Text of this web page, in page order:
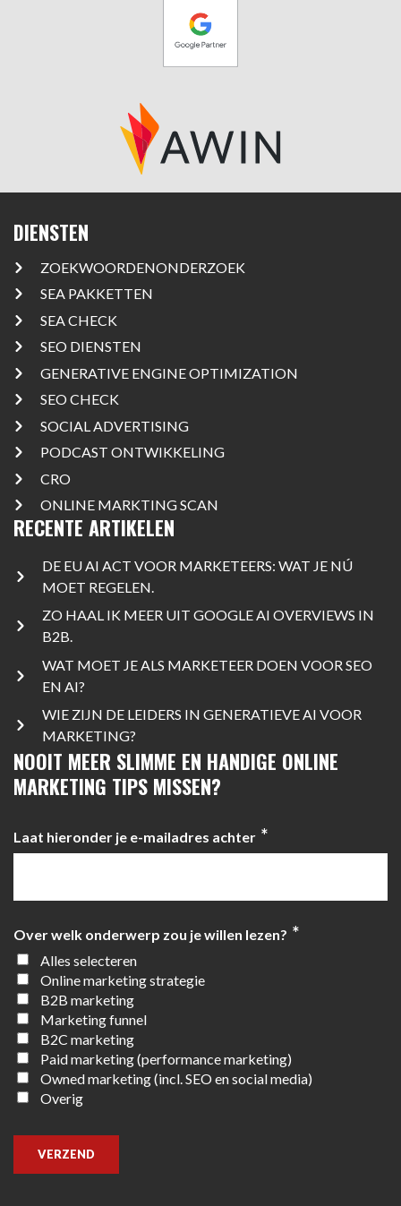
DIENSTEN
ZOEKWOORDENONDERZOEK
SEA PAKKETTEN
SEA CHECK
SEO DIENSTEN
GENERATIVE ENGINE OPTIMIZATION
SEO CHECK
SOCIAL ADVERTISING
PODCAST ONTWIKKELING
CRO
ONLINE MARKTING SCAN
RECENTE ARTIKELEN
DE EU AI ACT VOOR MARKETEERS: WAT JE NÚ
MOET REGELEN.
ZO HAAL IK MEER UIT GOOGLE AI OVERVIEWS IN
B2B.
WAT MOET JE ALS MARKETEER DOEN VOOR SEO
EN AI?
WIE ZIJN DE LEIDERS IN GENERATIEVE AI VOOR
MARKETING?
NOOIT MEER SLIMME EN HANDIGE ONLINE
MARKETING TIPS MISSEN?
Laat hieronder je e-mailadres achter *
Over welk onderwerp zou je willen lezen? *
Alles selecteren
Online marketing strategie
B2B marketing
Marketing funnel
B2C marketing
Paid marketing (performance marketing)
Owned marketing (incl. SEO en social media)
Overig
VERZEND